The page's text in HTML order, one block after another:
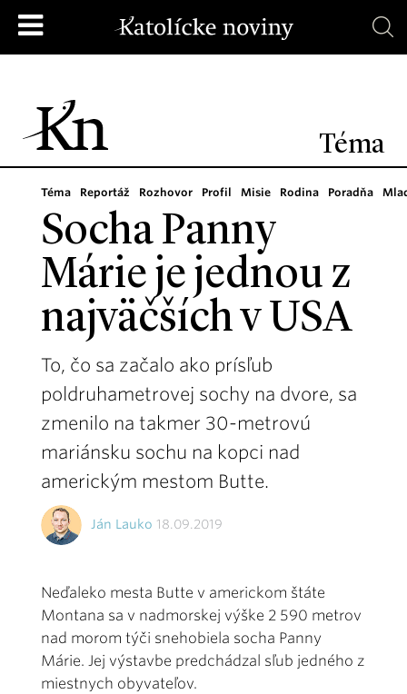
Téma
Téma Reportáž Rozhovor Profil Misie Rodina Poradňa
Socha Panny
Márie je jednou z
najväčších v USA
To, čo sa začalo ako prísľub
poldruhametrovej sochy na dvore, sa
zmenilo na takmer 30-metrovú
mariánsku sochu na kopci nad
americkým mestom Butte.
Ján Lauko 18.09.2019
Neďaleko mesta Butte v americkom štáte
Montana sa v nadmorskej výške 2 590 metrov
nad morom týči snehobiela socha Panny
Márie. Jej výstavbe predchádzal sľub jedného z
miestnych obyvateľov.